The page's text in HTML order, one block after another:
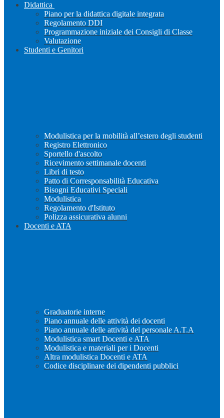
Didattica
Piano per la didattica digitale integrata
Regolamento DDI
Programmazione iniziale dei Consigli di Classe
Valutazione
Studenti e Genitori
Modulistica per la mobilità all’estero degli studenti
Registro Elettronico
Sportello d'ascolto
Ricevimento settimanale docenti
Libri di testo
Patto di Corresponsabilità Educativa
Bisogni Educativi Speciali
Modulistica
Regolamento d'Istituto
Polizza assicurativa alunni
Docenti e ATA
Graduatorie interne
Piano annuale delle attività dei docenti
Piano annuale delle attività del personale A.T.A
Modulistica smart Docenti e ATA
Modulistica e materiali per i Docenti
Altra modulistica Docenti e ATA
Codice disciplinare dei dipendenti pubblici